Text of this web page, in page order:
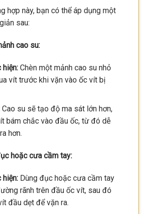
hợp này, bạn có thể áp dụng một
sau:
cao su:
hiện:Chèn một mảnh cao su nhỏ
vít trước khi vặn vào ốc vít bị
Cao su sẽ tạo độ ma sát lớn hơn,
bám chắc vào đầu ốc, từ đó dễ
hơn.
hoặc cưa cầm tay:
hiện:Dùng đục hoặc cưa cầm tay
rãnh trên đầu ốc vít, sau đó
đầu dẹt để vặn ra.